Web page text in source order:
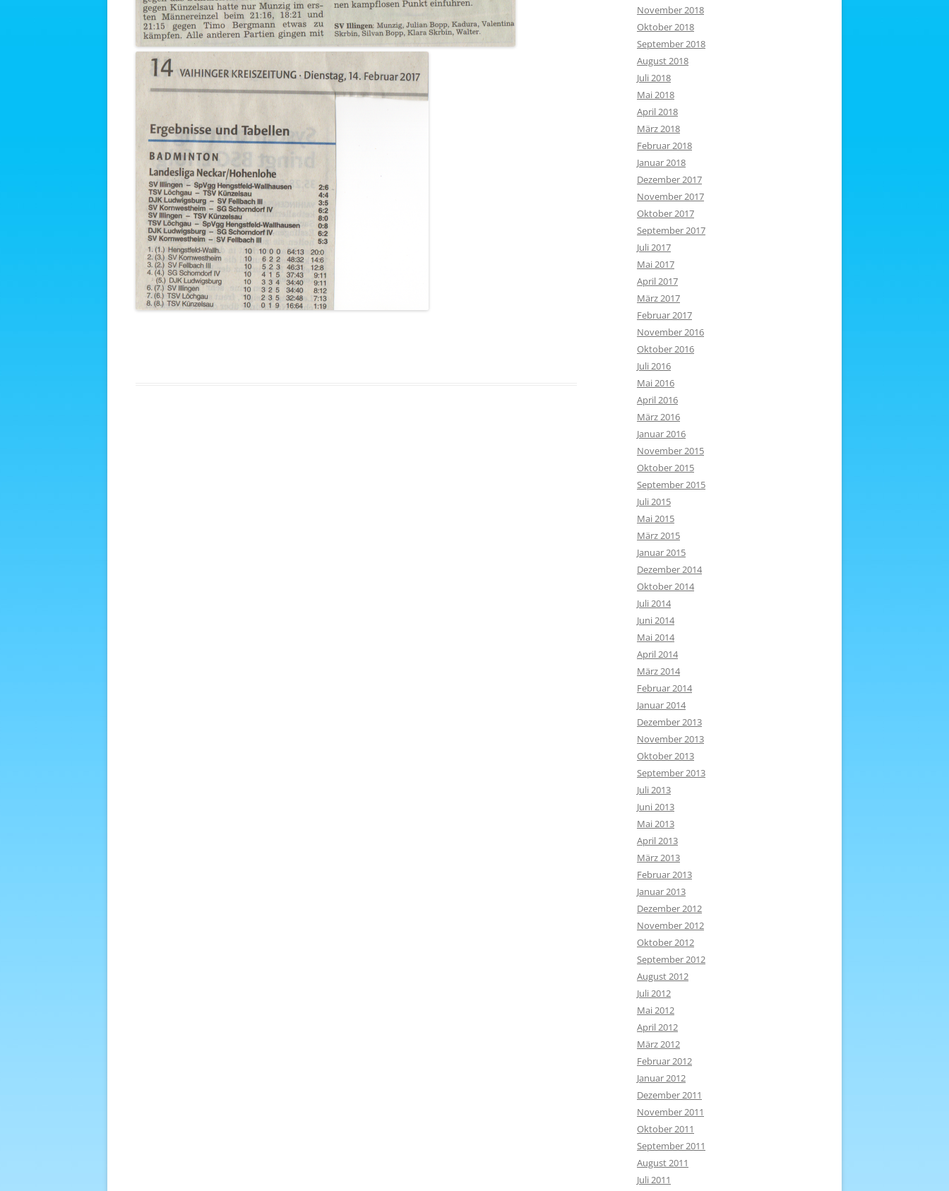
November 2018
Oktober 2018
September 2018
August 2018
Juli 2018
Mai 2018
April 2018
März 2018
Februar 2018
Januar 2018
Dezember 2017
November 2017
Oktober 2017
September 2017
Juli 2017
Mai 2017
April 2017
März 2017
Februar 2017
November 2016
Oktober 2016
Juli 2016
Mai 2016
April 2016
März 2016
Januar 2016
November 2015
Oktober 2015
September 2015
Juli 2015
Mai 2015
März 2015
Januar 2015
Dezember 2014
Oktober 2014
Juli 2014
Juni 2014
Mai 2014
April 2014
März 2014
Februar 2014
Januar 2014
Dezember 2013
November 2013
Oktober 2013
September 2013
Juli 2013
Juni 2013
Mai 2013
April 2013
März 2013
Februar 2013
Januar 2013
Dezember 2012
November 2012
Oktober 2012
September 2012
August 2012
Juli 2012
Mai 2012
April 2012
März 2012
Februar 2012
Januar 2012
Dezember 2011
November 2011
Oktober 2011
September 2011
August 2011
Juli 2011